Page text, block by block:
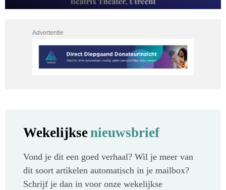
Advertentie
Wekelijksenieuwsbrief
Vond je dit een goed verhaal? Wil je meer van
dit soort artikelen automatisch in je mailbox?
Schrijf je dan in voor onze wekelijkse